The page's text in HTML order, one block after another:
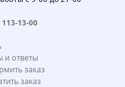
13-00
и ответы
заказ
заказ